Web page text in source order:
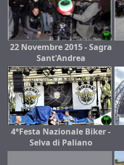
22 Novembre 2015 - Sagra
Sant'Andrea
4°Festa Nazionale Biker -
Selva di Paliano